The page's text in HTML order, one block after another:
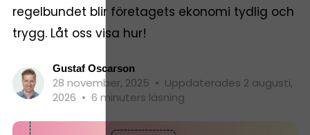
regelbundet blir företagets ekonomi tydlig och
trygg. Låt oss visa hur!
Gustaf Oscarson
28 november, 2025 • Uppdaterades 2 augusti,
2026 • 6 minuters läsning